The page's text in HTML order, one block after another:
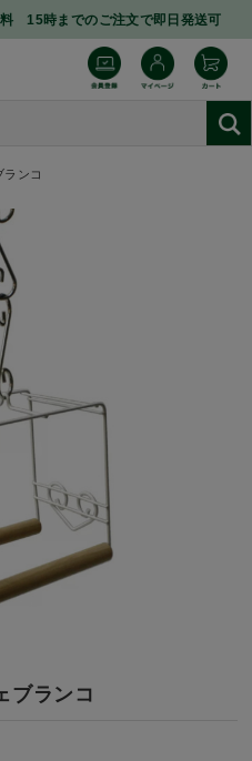
15時までのご注文で即日発送可
ランコ
ブランコ